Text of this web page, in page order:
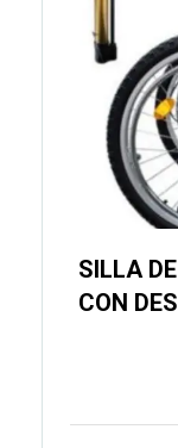
SILLA
CON